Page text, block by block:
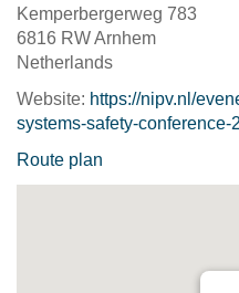
Kemperbergerweg 783
6816 RW Arnhem
Netherlands
Website: https://nipv.nl/
systems-safety-conference-
Route plan